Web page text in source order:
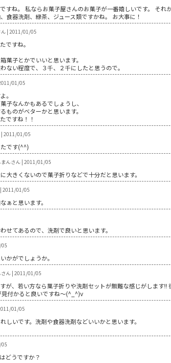
すね。 私ならお菓子屋さんのお菓子が一番嬉しいです。 そ
食器洗剤、緑茶、ジュース類ですかね。 お大事に！
ん | 2011/01/05
ですね。
菓子とかでいいと思います。
ない程度で、３千、２千にしたと思うので。
01/05
。
子なんかもあるでしょうし、
ものがベターかと思います。
ですね！！
| 2011/01/05
です(^^)
まんさん | 2011/01/05
大きくないので菓子折りなどで十分だと思います。
2011/01/05
ぁと思います。
せてあるので、洗剤で良いと思います。
かがでしょうか。
さん | 2011/01/05
が、若い方なら菓子折りや洗剤セットが無難な感じがします
見付かると良いですね～(^_^)v
01/05
しいです。洗剤や食器洗剤などいいかと思います。
どうですか？